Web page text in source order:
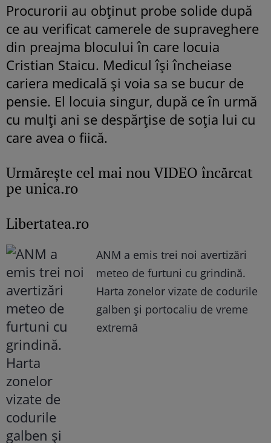
Procurorii au obținut probe solide după
ce au verificat camerele de supraveghere
din preajma blocului în care locuia
Cristian Staicu. Medicul își încheiase
cariera medicală și voia sa se bucur de
pensie. El locuia singur, după ce în urmă
cu mulți ani se despărțise de soția lui cu
care avea o fiică.
Urmăreşte cel mai nou VIDEO încărcat
pe unica.ro
Libertatea.ro
ANM a emis trei noi avertizări
meteo de furtuni cu grindină.
Harta zonelor vizate de codurile
galben și portocaliu de vreme
extremă